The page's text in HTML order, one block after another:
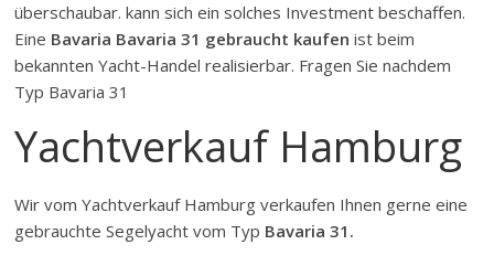
überschaubar. kann sich ein solches Investment beschaffen.
Eine Bavaria Bavaria 31 gebraucht kaufen ist beim
bekannten Yacht-Handel realisierbar. Fragen Sie nachdem
Typ Bavaria 31
Yachtverkauf Hamburg
Wir vom Yachtverkauf Hamburg verkaufen Ihnen gerne eine
gebrauchte Segelyacht vom Typ Bavaria 31.